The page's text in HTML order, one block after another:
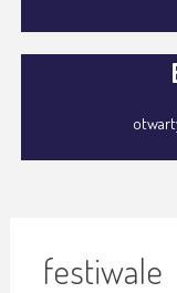
festiwale